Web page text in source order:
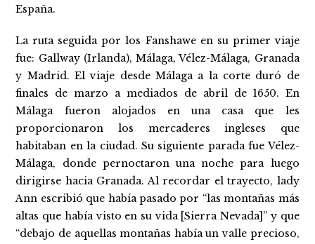
España.
La ruta seguida por los Fanshawe en su primer viaje
fue: Gallway (Irlanda), Málaga, Vélez-Málaga, Granada
y Madrid. El viaje desde Málaga a la corte duró de
finales de marzo a mediados de abril de 1650. En
Málaga fueron alojados en una casa que les
proporcionaron los mercaderes ingleses que
habitaban en la ciudad. Su siguiente parada fue Vélez-
Málaga, donde pernoctaron una noche para luego
dirigirse hacia Granada. Al recordar el trayecto, lady
Ann escribió que había pasado por “las montañas más
altas que había visto en su vida [Sierra Nevada]” y que
“debajo de aquellas montañas había un valle precioso,